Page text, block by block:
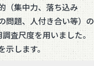
（集中力、落ち込み
問題、人付き合い等）の
査尺度を用いました。
します。